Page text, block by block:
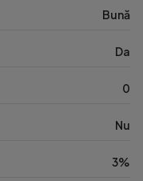
Bună
Da
0
Nu
3%